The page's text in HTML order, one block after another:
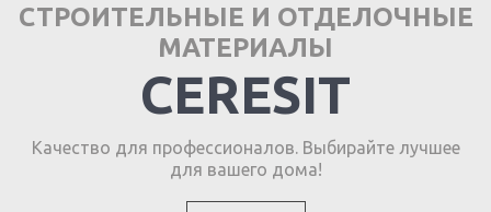
СТРОИТЕЛЬНЫЕ И ОТДЕЛОЧНЫЕ
МАТЕРИАЛЫ
CERESIT
Качество для профессионалов. Выбирайте лучшее
для вашего дома!